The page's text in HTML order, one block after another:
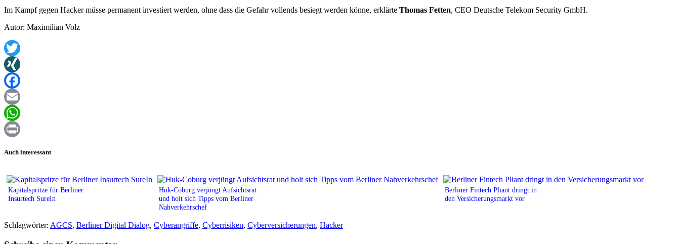
Im Kampf gegen Hacker müsse permanent investiert werden, ohne dass die Gefahr vollends besiegt werden könne, erklärte Thomas Fetten, CEO Deutsche Telekom Security GmbH.
Autor: Maximilian Volz
Twitter
XING
Facebook
Email
WhatsApp
Auch interessant
Kapitalspritze für Berliner
Insurtech SureIn
Huk-Coburg verjüngt Aufsichtsrat
und holt sich Tipps vom Berliner
Nahverkehrschef
Berliner Fintech Pliant dringt in
den Versicherungsmarkt vor
Schlagwörter: AGCS, Berliner Digital Dialog, Cyberangriffe, Cyberrisiken, Cyberversicherungen, Hacker